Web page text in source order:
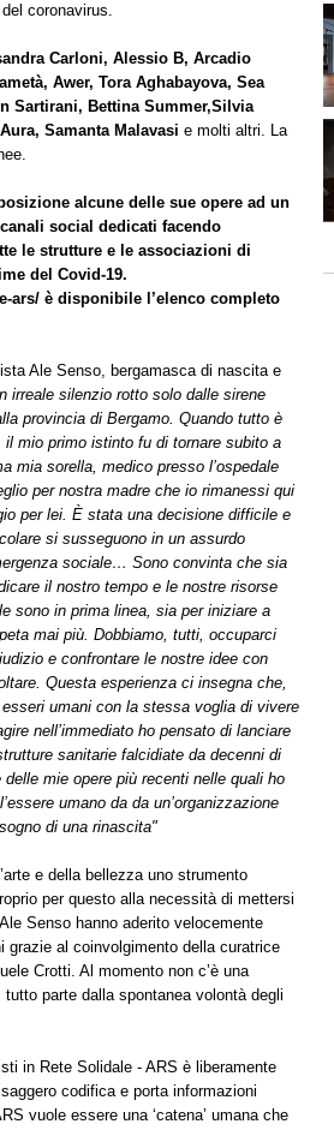
coronavirus.
Carloni, Alessio B, Arcadio
Awer, Tora Aghabayova, Sea
Sartirani, Bettina Summer,Silvia
Samanta Malavasi e molti altri. La
alcune delle sue opere ad un
social dedicati facendo
le strutture e le associazioni di
del Covid-19.
ars/ è disponibile l’elenco completo
Ale Senso, bergamasca di nascita e
irreale silenzio rotto solo dalle sirene
provincia di Bergamo. Quando tutto è
mio primo istinto fu di tornare subito a
mia sorella, medico presso l’ospedale
per nostra madre che io rimanessi qui
per lei. È stata una decisione difficile e
si susseguono in un assurdo
sociale… Sono convinta che sia
il nostro tempo e le nostre risorse
sono in prima linea, sia per iniziare a
mai più. Dobbiamo, tutti, occuparci
e confrontare le nostre idee con
Questa esperienza ci insegna che,
umani con la stessa voglia di vivere
nell’immediato ho pensato di lanciare
sanitarie falcidiate da decenni di
mie opere più recenti nelle quali ho
umano da da un’organizzazione
di una rinascita"
e della bellezza uno strumento
per questo alla necessità di mettersi
Senso hanno aderito velocemente
al coinvolgimento della curatrice
Crotti. Al momento non c’è una
parte dalla spontanea volontà degli
in Rete Solidale - ARS è liberamente
codifica e porta informazioni
vuole essere una ‘catena’ umana che